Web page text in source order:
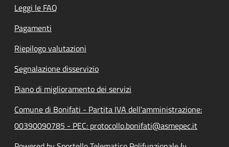
Leggi le FAQ
Pagamenti
Riepilogo valutazioni
Segnalazione disservizio
Piano di miglioramento dei servizi
Comune di Bonifati - Partita IVA dell'amministrazione:
00390090785 - PEC: protocollo.bonifati@asmepec.it